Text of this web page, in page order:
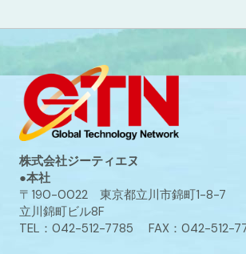
株式会社ジーティエヌ
●本社
〒190-0022 東京都立川市錦町1-8-7
立川錦町ビル8F
TEL：042-512-7785 FAX：042-512-